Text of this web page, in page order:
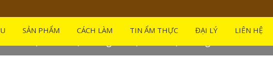
SẢN PHẨM CÁCH LÀM TIN ẨM THỰC ĐẠI LÝ LIÊN HỆ
thị trường